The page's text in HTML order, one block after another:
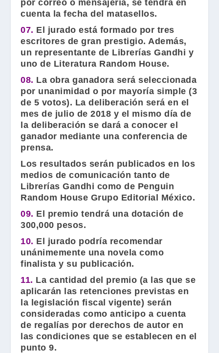
por correo o mensajería, se tendrá en
cuenta la fecha del matasellos.
07. El jurado está formado por tres
escritores de gran prestigio. Además,
un representante de Librerías Gandhi y
uno de Literatura Random House.
08. La obra ganadora será seleccionada
por unanimidad o por mayoría simple (3
de 5 votos). La deliberación será en el
mes de julio de 2018 y el mismo día de
la deliberación se dará a conocer el
ganador mediante una conferencia de
prensa.
Los resultados serán publicados en los
medios de comunicación tanto de
Librerías Gandhi como de Penguin
Random House Grupo Editorial México.
09. El premio tendrá una dotación de
300,000 pesos.
10. El jurado podría recomendar
unánimemente una novela como
finalista y su publicación.
11. La cantidad del premio (a las que se
aplicarán las retenciones previstas en
la legislación fiscal vigente) serán
consideradas como anticipo a cuenta
de regalías por derechos de autor en
las condiciones que se establecen en el
punto 9.